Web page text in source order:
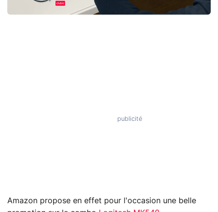
Amazon propose en effet pour l'occasion une belle